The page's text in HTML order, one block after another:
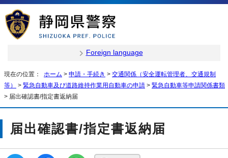
Foreign language
現在の位置： ホーム > 申請・手続き > 交通関係（安全運転管理者、交通規制
等）
> 緊急自動車及び道路維持作業用自動車の申請 > 緊急自動車等申請関係書類
> 届出確認書/指定書返納届
届出確認書/指定書返納届